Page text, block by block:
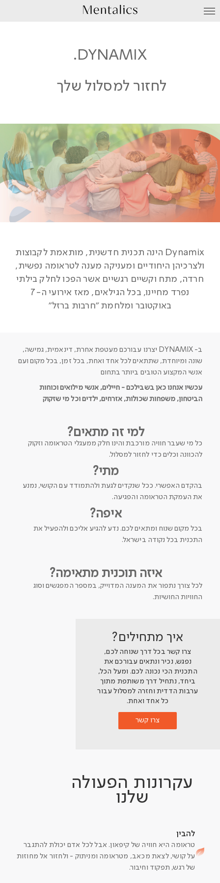
Dynamix הינה תכנית חדשנית, מותאמת לקבוצות
ולצרכיהן היחודיים ומעניקה מענה לטראומה נפשית,
חרדה, מתח וקשיים רגשיים אשר הפכו לחלק בילתי
נפרד מחיינו, בכל הגילאים, מאז אירועי ה-7
באוקטובר ומלחמת "חרבות ברזל"​
DYNAMIX.
לחזור למסלול שלך ​
ב- DYNAMIX יצרנו עבורכם מעטפת אחרת, דינאמית, גמישה,
שונה ומיוחדת, שתתאים לכל אחד ואחת, בכל זמן, בכל מקום ועם
אנשי המקצוע הטובים ביותר בתחום
עכשיו אנחנו כאן בשבילכם - חיילים, אנשי מילואים וכוחות
הביטחון, משפחות שכולות, אזרחים, ילדים וכל מי שזקוק
למי זה מתאים?
כל מי שעבר חוויה מורכבת והינו חלק ממעגלי הטראומה וזקוק
להכוונה וכלים כדי לחזור למסלול.
מתי?
בהקדם האפשרי. ככל שנקדים לגעת ולהתמודד עם הקושי, נמנע
את העמקת הטראומה והפגיעה.
איפה?
בכל מקום שנוח ומתאים לכם. נדע להגיע אליכם ולהפעיל את
התכנית בכל נקודה בישראל.
איזה תוכנית מתאימה?
לכל צורך נתפור את המענה המדוייק, במספר המפגשים וסוג
החוויות החושיות.
איך מתחילים?​
צרו קשר בכל דרך שנוחה לכם,
נפגש, נכיר ונתאים עבורכם את
התכנית הכי נכונה לכם. ומעל הכל,
ביחד, נתחיל דרך משותפת מתוך
ערבות הדדית וחזרה למסלול עבור
כל אחד ואחת.
צרו קשר
עקרונות הפעולה
שלנו
להבין
טראומה היא חוויה של קיפאון. אבל לכל אדם יכולת להתגבר
על קושי, לצאת מכאב, מטראומה ומניתוק - ולחזור אל מחוזות
של רגש, תפקוד וחיבור.